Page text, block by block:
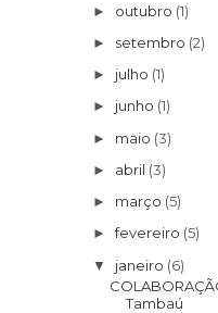
► outubro (1)
► setembro (2)
► julho (1)
► junho (1)
► maio (3)
► abril (3)
► março (5)
►fevereiro (5)
▼ janeiro (6)
Tambaú